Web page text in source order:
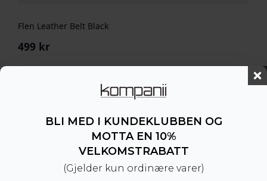
Flen Leather Belt Black
499 kr
BLI MED I KUNDEKLUBBEN OG
MOTTA EN 10%
VELKOMSTRABATT
(Gjelder kun ordinære varer)